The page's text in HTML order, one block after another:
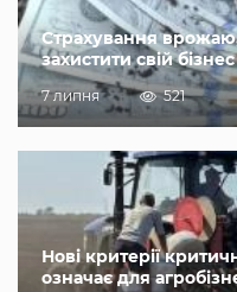
Страхування
захистити свій бізнес
7 липня 521
Нові критерії
означає для